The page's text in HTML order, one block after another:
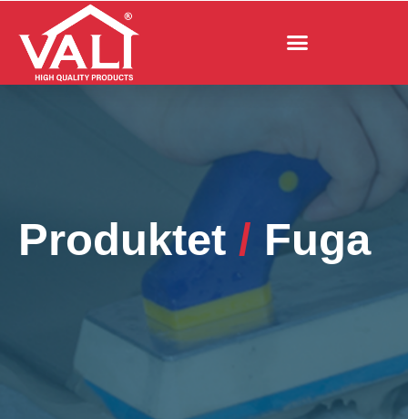
Produktet / Fuga